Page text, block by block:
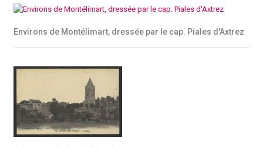
Environs de Montélimart, dressée par le cap. Piales d'Axtrez